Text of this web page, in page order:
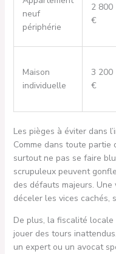
neuf
périphérie
2 800
€
Maison
individuelle
3 200
€
Les pièges à éviter dans
Comme dans toute
surtout ne pas se faire
scrupuleux peuvent
des défauts majeurs.
déceler les vices cachés,
De plus, la fiscalité
jouer des tours
un expert ou un avocat